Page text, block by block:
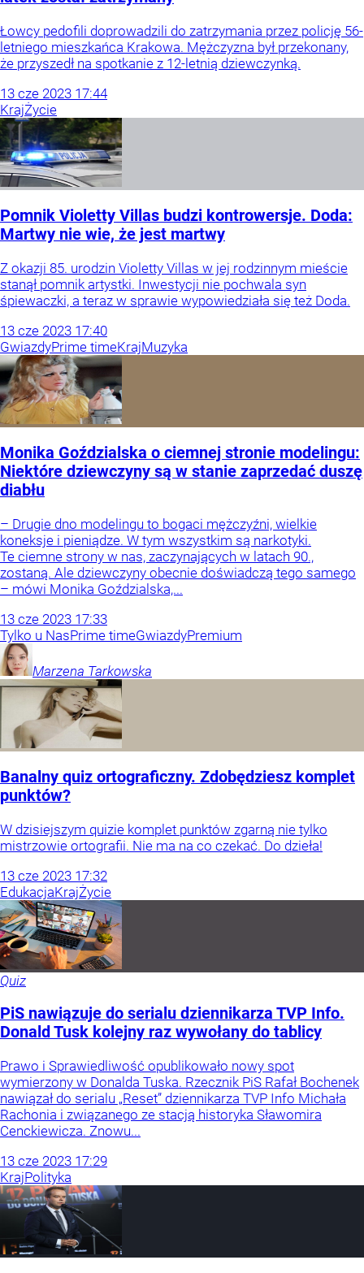
Łowcy pedofili doprowadzili do zatrzymania przez policję 56-
letniego mieszkańca Krakowa. Mężczyzna był przekonany,
że przyszedł na spotkanie z 12-letnią dziewczynką.
13 cze 2023 17:44
KrajŻycie
Pomnik Violetty Villas budzi kontrowersje. Doda:
Martwy nie wie, że jest martwy
Z okazji 85. urodzin Violetty Villas w jej rodzinnym mieście
stanął pomnik artystki. Inwestycji nie pochwala syn
śpiewaczki, a teraz w sprawie wypowiedziała się też Doda.
13 cze 2023 17:40
GwiazdyPrime timeKrajMuzyka
Monika Goździalska o ciemnej stronie modelingu:
Niektóre dziewczyny są w stanie zaprzedać duszę
diabłu
– Drugie dno modelingu to bogaci mężczyźni, wielkie
koneksje i pieniądze. W tym wszystkim są narkotyki.
Te ciemne strony w nas, zaczynających w latach 90.,
zostaną. Ale dziewczyny obecnie doświadczą tego samego
– mówi Monika Goździalska,...
13 cze 2023 17:33
Tylko u NasPrime timeGwiazdyPremium
Marzena Tarkowska
Banalny quiz ortograficzny. Zdobędziesz komplet
punktów?
W dzisiejszym quizie komplet punktów zgarną nie tylko
mistrzowie ortografii. Nie ma na co czekać. Do dzieła!
13 cze 2023 17:32
EdukacjaKrajŻycie
Quiz
PiS nawiązuje do serialu dziennikarza TVP Info.
Donald Tusk kolejny raz wywołany do tablicy
Prawo i Sprawiedliwość opublikowało nowy spot
wymierzony w Donalda Tuska. Rzecznik PiS Rafał Bochenek
nawiązał do serialu „Reset” dziennikarza TVP Info Michała
Rachonia i związanego ze stacją historyka Sławomira
Cenckiewicza. Znowu...
13 cze 2023 17:29
KrajPolityka